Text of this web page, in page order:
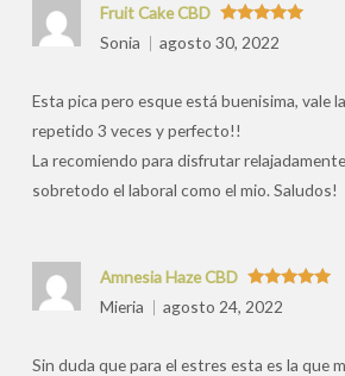
Valorado
con5de 5
Fruit Cake CBD
Sonia
agosto 30, 2022
Esta pica pero esque está buenisima, vale
repetido 3 veces y perfecto!!
La recomiendo para disfrutar
sobretodo el laboral como el mio. Saludos!
Valorado
con5
Amnesia Haze CBD
Mieria
agosto 24, 2022
Sin duda que para el estres esta es la que